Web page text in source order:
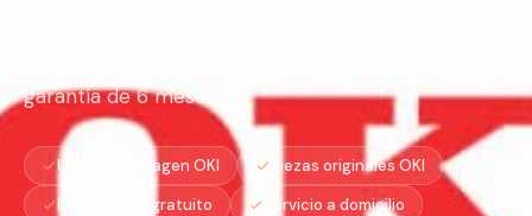
garantía de 6 meses.
Unidad de imagen OKI
Piezas originales OKI
Diagnóstico gratuito
Servicio a domicilio